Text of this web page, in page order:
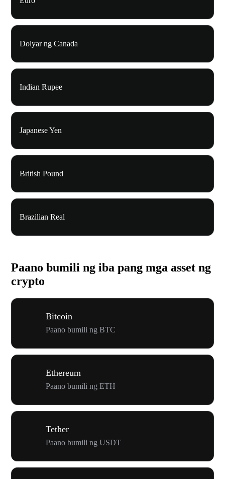
Dolyar ng Canada
Indian Rupee
Japanese Yen
British Pound
Brazilian Real
Paano bumili ng iba pang mga asset ng
crypto
Bitcoin
Paano bumili ng BTC
Ethereum
Paano bumili ng ETH
Tether
Paano bumili ng USDT